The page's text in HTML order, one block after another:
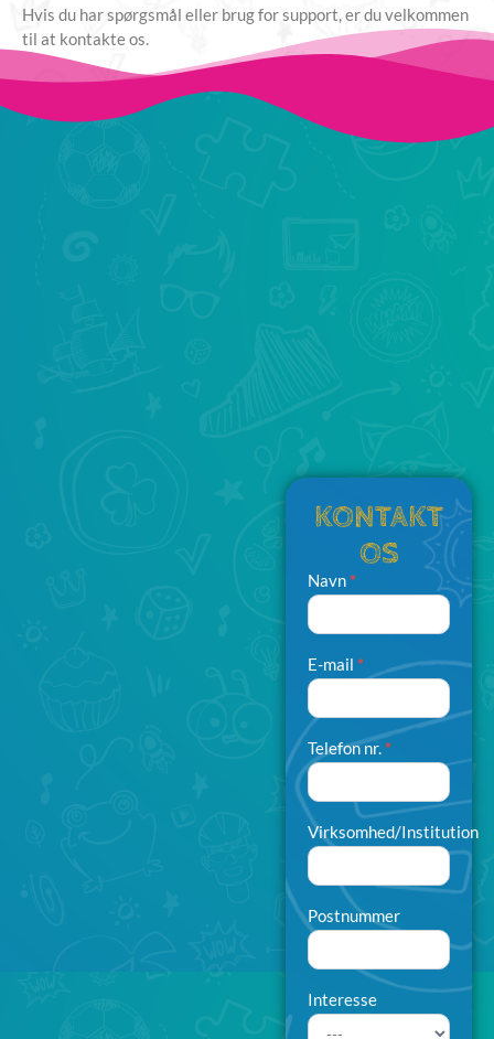
Hvis du har spørgsmål eller brug for support, er du velkommen
til at kontakte os.
KONTAKT
OS
Kontakt
Navn*
E-mail *
Telefon nr. *
Virksomhed/Institution
Postnummer
Interesse